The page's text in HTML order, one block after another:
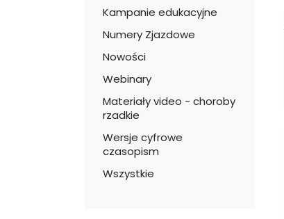
Kampanie edukacyjne
Numery Zjazdowe
Nowości
Webinary
Materiały video - choroby
rzadkie
Wersje cyfrowe
czasopism
Wszystkie